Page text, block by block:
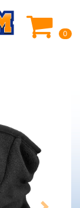
0